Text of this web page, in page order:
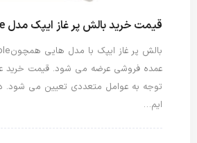
قیمت خرید بالش پر غاز ایپک مدل simple
عمده فروشی عرضه می شود. قیمت خرید
توجه به عوامل متعددی تعیین می شود.
ایم…